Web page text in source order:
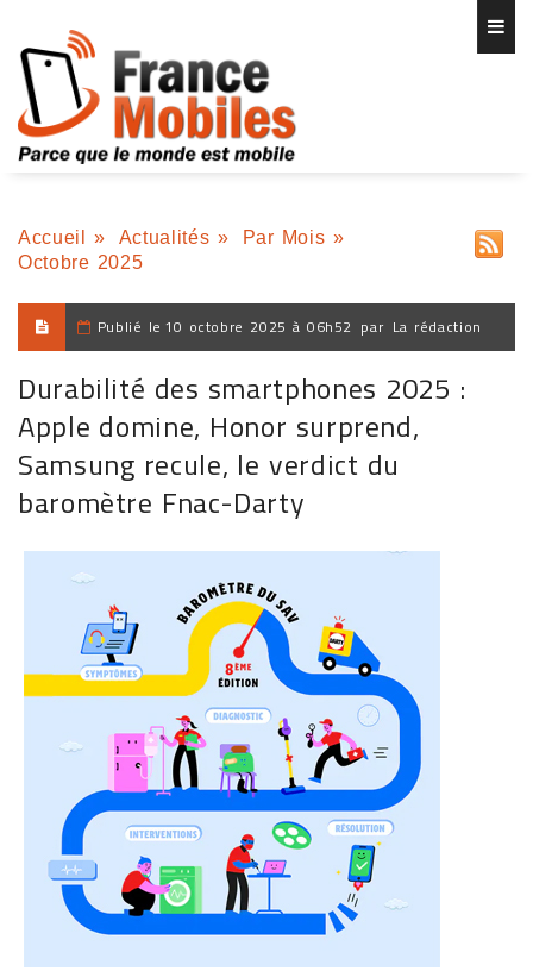
Accueil » Actualités » Par Mois »
Octobre 2025
Publié le 10 octobre 2025 à 06h52 par La rédaction
Durabilité des smartphones 2025 :
Apple domine, Honor surprend,
Samsung recule, le verdict du
baromètre Fnac-Darty